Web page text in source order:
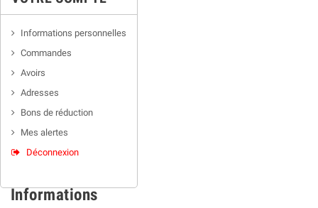
Informations personnelles
Commandes
Avoirs
Adresses
Bons de réduction
Mes alertes
Déconnexion
Informations